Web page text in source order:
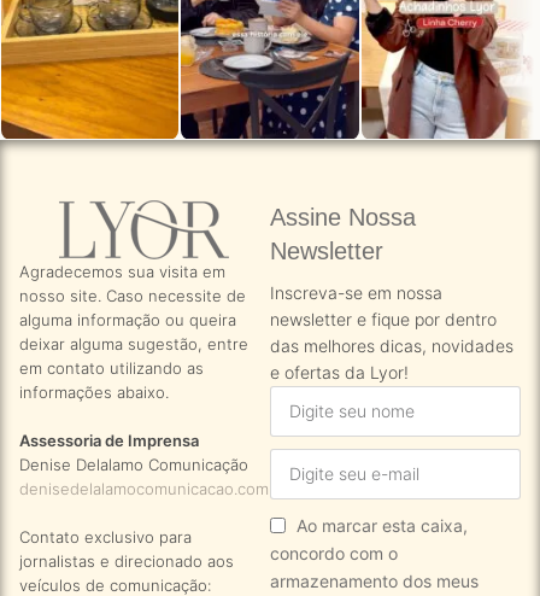
Agradecemos sua visita em
nosso site. Caso necessite de
alguma informação ou queira
deixar alguma sugestão, entre
em contato utilizando as
informações abaixo.
Assessoria de Imprensa
Denise Delalamo Comunicação
denisedelalamocomunicacao.com.br
Contato exclusivo para
jornalistas e direcionado aos
veículos de comunicação:
Assine Nossa
Newsletter​
Inscreva-se em nossa
newsletter e fique por dentro
das melhores dicas, novidades
e ofertas da Lyor!
Ao marcar esta caixa,
concordo com o
armazenamento dos meus